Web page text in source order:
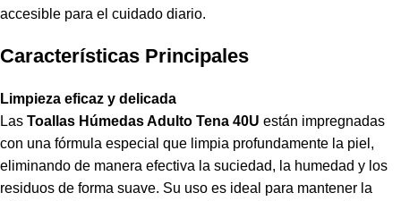
accesible para el cuidado diario.
Características Principales
Limpieza eficaz y delicada
Las Toallas Húmedas Adulto Tena 40U están impregnadas
con una fórmula especial que limpia profundamente la piel,
eliminando de manera efectiva la suciedad, la humedad y los
residuos de forma suave. Su uso es ideal para mantener la